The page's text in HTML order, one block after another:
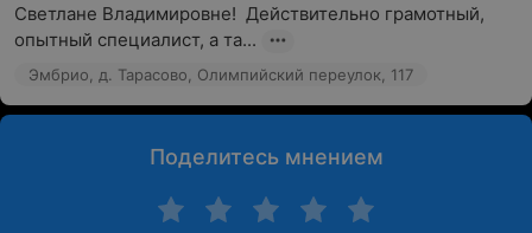
Светлане Владимировне!  Действительно грамотный,
опытный специалист, а та...
Эмбрио, д. Тарасово, Олимпийский переулок, 117
Поделитесь мнением